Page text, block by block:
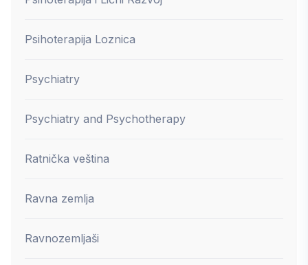
Psihoterapija Loznica
Psychiatry
Psychiatry and Psychotherapy
Ratnička veština
Ravna zemlja
Ravnozemljaši